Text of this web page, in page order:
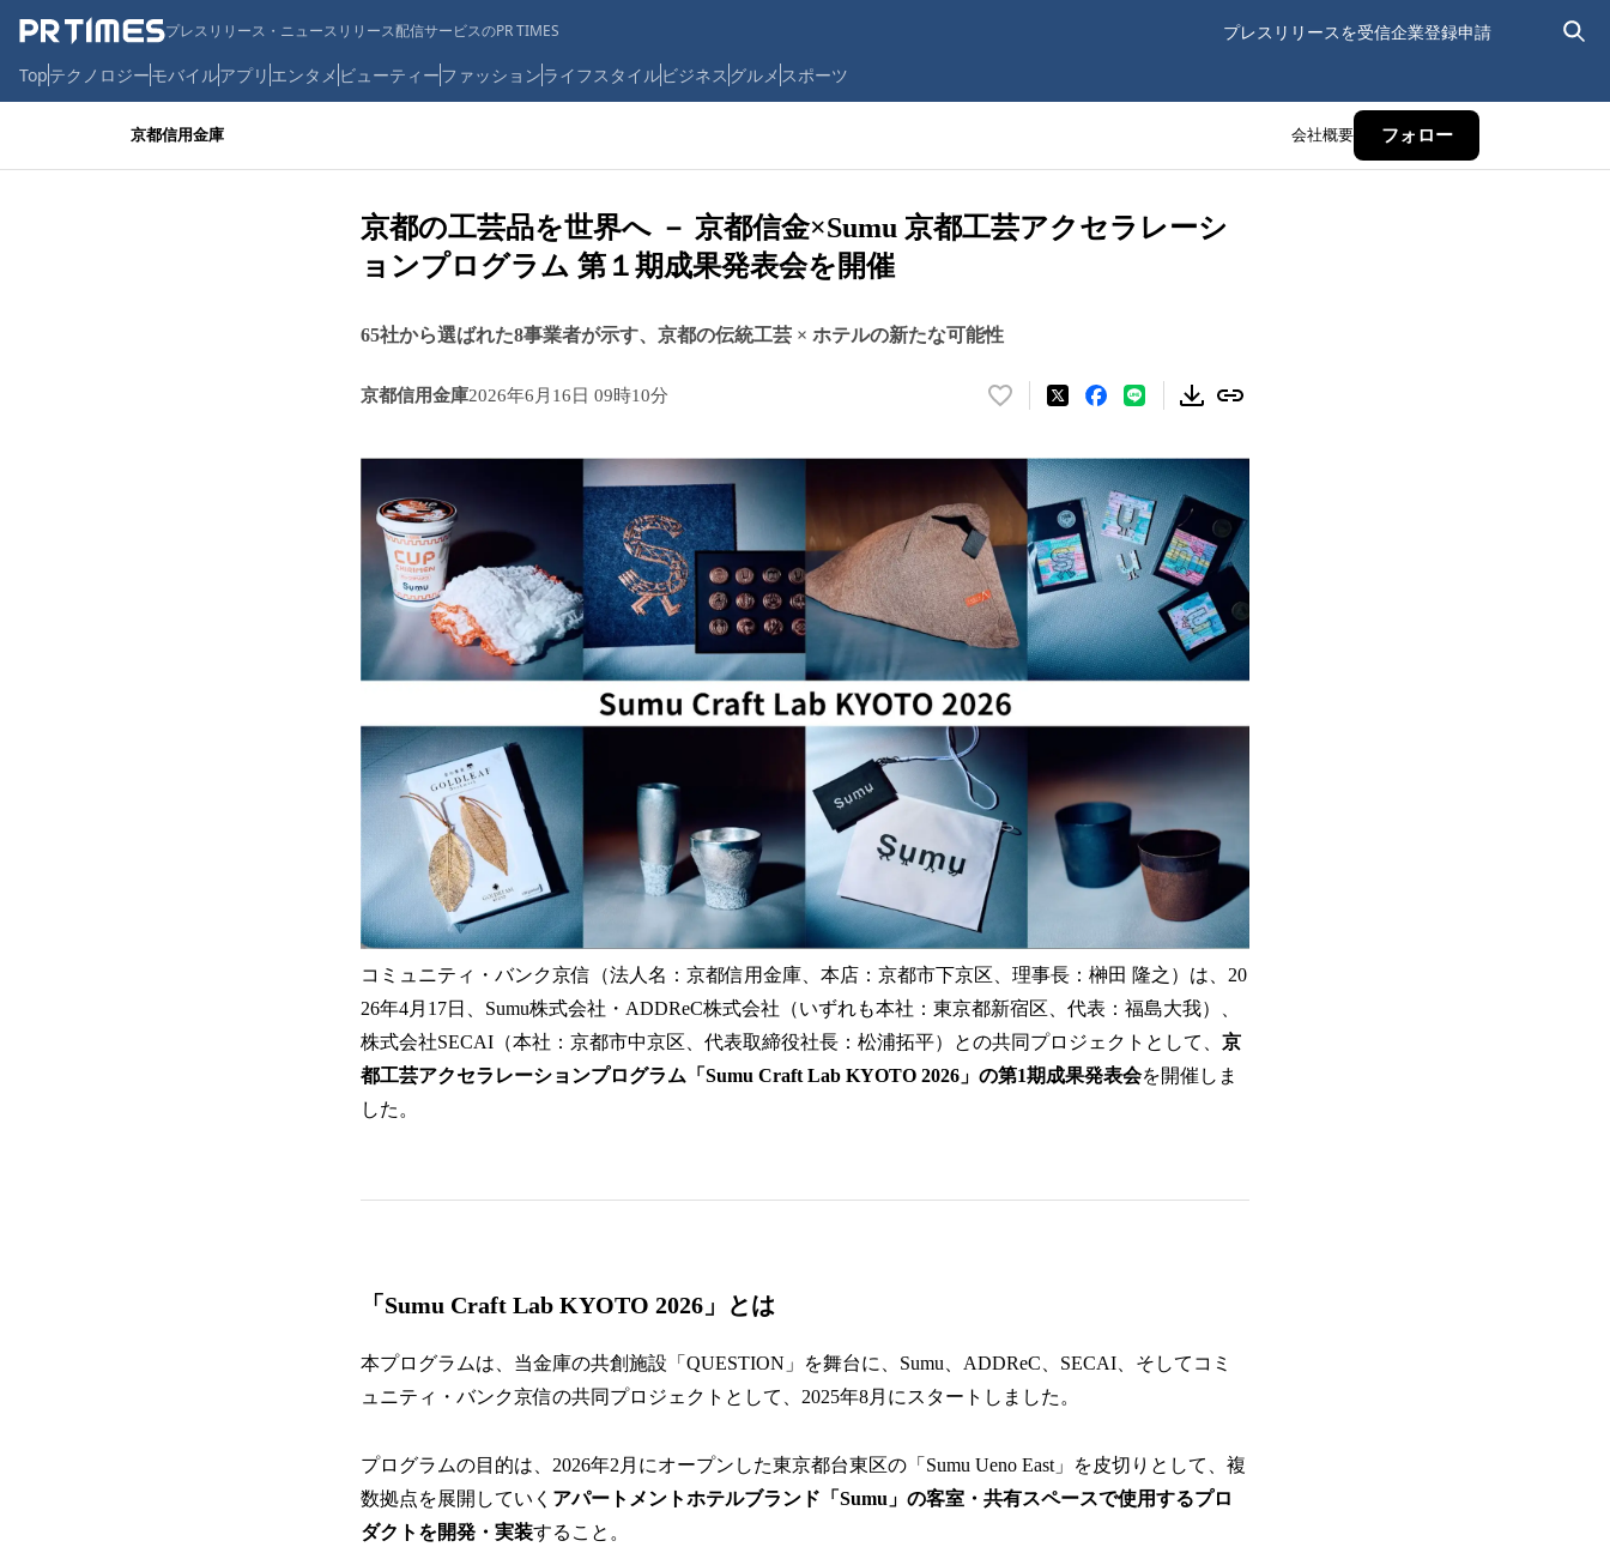
プレスリリース・ニュースリリース配信サービスのPR TIMES プレスリリースを受信企業登録申請
Topテクノロジーモバイルアプリ エンタメ ビューティーファッションライフスタイルビジネス グルメ スポーツ
京都信用金庫 会社概要 フォロー
京都の工芸品を世界へ － 京都信金×Sumu 京都工芸アクセラレーシ
ョンプログラム 第１期成果発表会を開催
65社から選ばれた8事業者が示す、京都の伝統工芸 × ホテルの新たな可能性
京都信用金庫2026年6月16日 09時10分
い
ね
！
数
み
込
み
で
す
コミュニティ・バンク京信（法人名：京都信用金庫、本店：京都市下京区、理事長：榊󠄀田 隆之）は、20
26年4月17日、Sumu株式会社・ADDReC株式会社（いずれも本社：東京都新宿区、代表：福島大我）、
株式会社SECAI（本社：京都市中京区、代表取締役社長：松浦拓平）との共同プロジェクトとして、 京
都工芸アクセラレーションプログラム「Sumu Craft Lab KYOTO 2026」の第1期成果発表会を開催しま
した。
「Sumu Craft Lab KYOTO 2026」とは
本プログラムは、当金庫の共創施設「QUESTION」を舞台に、Sumu、ADDReC、SECAI、そしてコミ
ュニティ・バンク京信の共同プロジェクトとして、2025年8月にスタートしました。
プログラムの目的は、2026年2月にオープンした東京都台東区の「Sumu Ueno East」を皮切りとして、複
数拠点を展開していく アパートメントホテルブランド「Sumu」の客室・共有スペースで使用するプロ
ダクトを開発・実装すること。